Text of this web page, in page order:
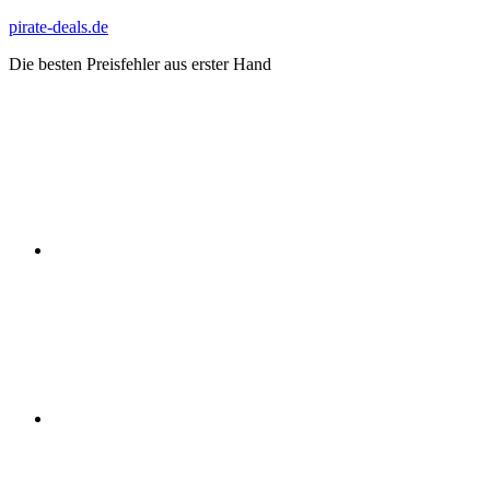
Zum
springen
pirate-deals.de
Die besten Preisfehler aus erster Hand